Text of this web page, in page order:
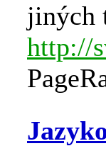
jiných
http://